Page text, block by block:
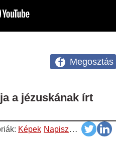
Megosztás
a jézuskának írt
Képek Napiszar Vicces